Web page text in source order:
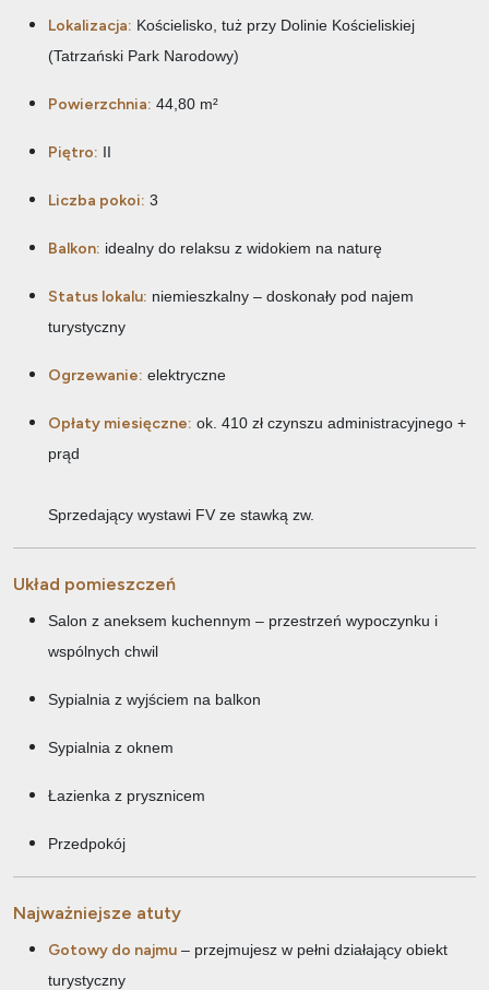
Lokalizacja: Kościelisko, tuż przy Dolinie Kościeliskiej
(Tatrzański Park Narodowy)
Powierzchnia: 44,80 m²
Piętro: II
Liczba pokoi: 3
Balkon: idealny do relaksu z widokiem na naturę
Status lokalu: niemieszkalny – doskonały pod najem
turystyczny
Ogrzewanie: elektryczne
Opłaty miesięczne: ok. 410 zł czynszu administracyjnego +
prąd
Sprzedający wystawi FV ze stawką zw.
Układ pomieszczeń
Salon z aneksem kuchennym – przestrzeń wypoczynku i
wspólnych chwil
Sypialnia z wyjściem na balkon
Sypialnia z oknem
Łazienka z prysznicem
Przedpokój
Najważniejsze atuty
Gotowy do najmu – przejmujesz w pełni działający obiekt
turystyczny